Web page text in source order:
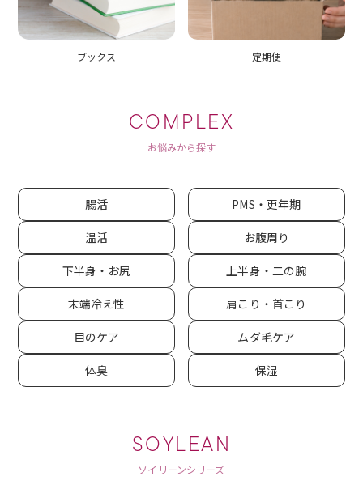
ブックス 定期便
COMPLEX
お悩みから探す
腸活 PMS・更年期
温活 お腹周り
下半身・お尻 上半身・二の腕
末端冷え性 肩こり・首こり
目のケア ムダ毛ケア
体臭 保湿
SOYLEAN
ソイリーンシリーズ